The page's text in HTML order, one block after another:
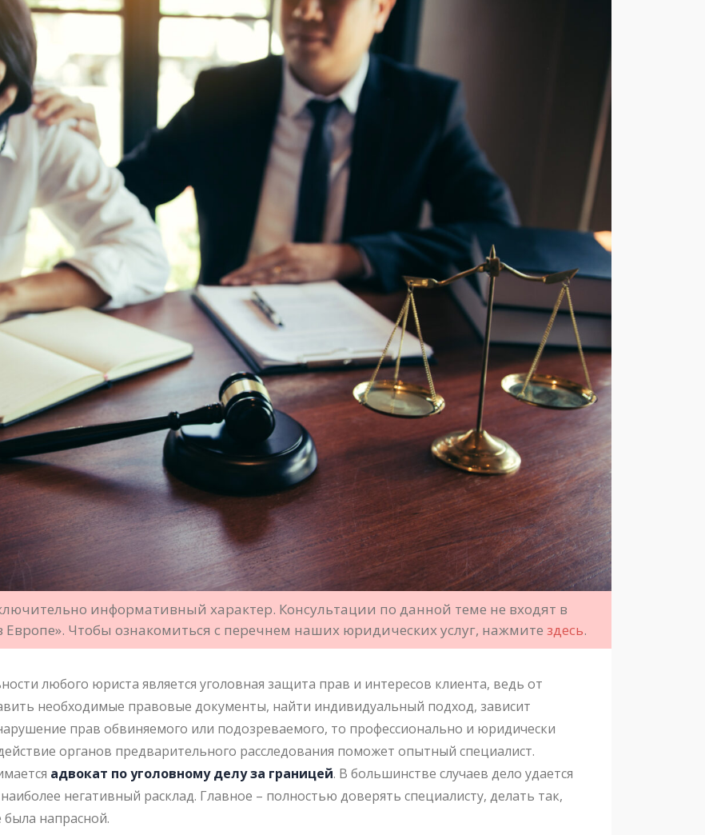
информативный характер. Консультации по данной теме не входят в
Европе». Чтобы ознакомиться с перечнем наших юридических услуг, нажмите здесь.
любого юриста является уголовная защита прав и интересов клиента, ведь от
необходимые правовые документы, найти индивидуальный подход, зависит
прав обвиняемого или подозреваемого, то профессионально и юридически
органов предварительного расследования поможет опытный специалист.
адвокат по уголовному делу за границей. В большинстве случаев дело удается
негативный расклад. Главное – полностью доверять специалисту, делать так,
напрасной.